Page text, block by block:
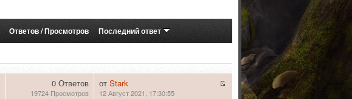
Ответов/Просмотров Последний ответ
0 Ответов
19724 Просмотров
от Stark
12 Август 2021, 17:30:55